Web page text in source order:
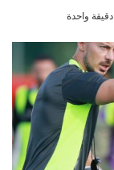
دقيقة واحدة